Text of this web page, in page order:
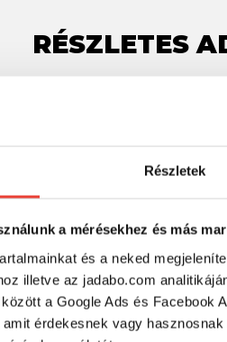
Részletek
a mérésekhez és más
és a neked
illetve az jadabo.com
a Google Ads és Facebook
érdekesnek vagy
RÉSZLETES
SZINTÉN